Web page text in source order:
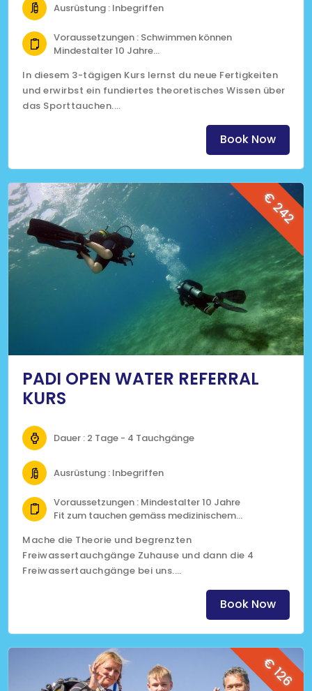
Ausrüstung : Inbegriffen
Voraussetzungen : Schwimmen können
Mindestalter 10 Jahre
Fragebogen
In diesem 3-tägigen Kurs lernst du neue Fertigkeiten
und erwirbst ein fundiertes theoretisches Wissen über
das Sporttauchen.
(Klicke auf das Bild für mehr Informationen)
Book Now
€ 242
PADI OPEN WATER REFERRAL
KURS
Dauer : 2 Tage - 4 Tauchgänge
Ausrüstung : Inbegriffen
Voraussetzungen : Mindestalter 10 Jahre
Fit zum tauchen gemäss medizinischem
Überweisungsformular unterschrieben von deinem
bisherigen Tauchlehrer (12 Moate gültig)
Mache die Theorie und begrenzten
Freiwassertauchgänge Zuhause und dann die 4
Freiwassertauchgänge bei uns.
Book Now
€ 126